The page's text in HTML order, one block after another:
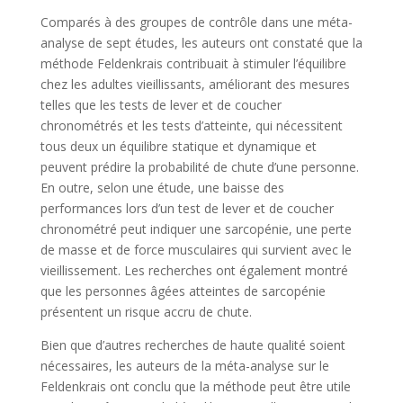
Comparés à des groupes de contrôle dans une méta-
analyse de sept études, les auteurs ont constaté que la
méthode Feldenkrais contribuait à stimuler l’équilibre
chez les adultes vieillissants, améliorant des mesures
telles que les tests de lever et de coucher
chronométrés et les tests d’atteinte, qui nécessitent
tous deux un équilibre statique et dynamique et
peuvent prédire la probabilité de chute d’une personne.
En outre, selon une étude, une baisse des
performances lors d’un test de lever et de coucher
chronométré peut indiquer une sarcopénie, une perte
de masse et de force musculaires qui survient avec le
vieillissement. Les recherches ont également montré
que les personnes âgées atteintes de sarcopénie
présentent un risque accru de chute.
Bien que d’autres recherches de haute qualité soient
nécessaires, les auteurs de la méta-analyse sur le
Feldenkrais ont conclu que la méthode peut être utile